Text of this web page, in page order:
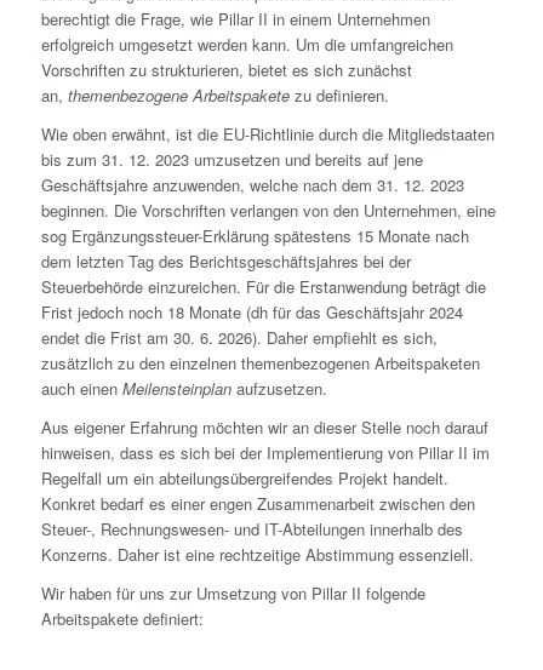
berechtigt die Frage, wie Pillar II in einem Unternehmen
erfolgreich umgesetzt werden kann. Um die umfangreichen
Vorschriften zu strukturieren, bietet es sich zunächst
an, themenbezogene Arbeitspaketezu definieren.
Wie oben erwähnt, ist die EU-Richtlinie durch die Mitgliedstaaten
bis zum 31. 12. 2023 umzusetzen und bereits auf jene
Geschäftsjahre anzuwenden, welche nach dem 31. 12. 2023
beginnen. Die Vorschriften verlangen von den Unternehmen, eine
sog Ergänzungs­steuer-Erklärung spätestens 15 Monate nach
dem letzten Tag des Berichts­geschäftsjahres bei der
Steuerbehörde einzureichen. Für die Erstanwendung beträgt die
Frist jedoch noch 18 Monate (dh für das Geschäftsjahr 2024
endet die Frist am 30. 6. 2026). Daher empfiehlt es sich,
zusätzlich zu den einzelnen themenbezogenen Arbeitspaketen
auch einen Meilensteinplanaufzusetzen.
Aus eigener Erfahrung möchten wir an dieser Stelle noch darauf
hinweisen, dass es sich bei der Implementierung von Pillar II im
Regelfall um ein abteilungsübergreifendes Projekt handelt.
Konkret bedarf es einer engen Zusammenarbeit zwischen den
Steuer-, Rechnungswesen- und IT-Abteilungen innerhalb des
Konzerns. Daher ist eine rechtzeitige Abstimmung essenziell.
Wir haben für uns zur Umsetzung von Pillar II folgende
Arbeitspakete definiert: